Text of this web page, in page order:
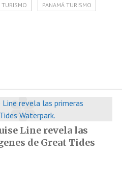
TURISMO PANAMÁ TURISMO
Line revela las
de Great Tides